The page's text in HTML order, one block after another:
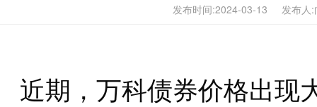
发布时间:2024-03-13 发布
近期，万科债券价格出现